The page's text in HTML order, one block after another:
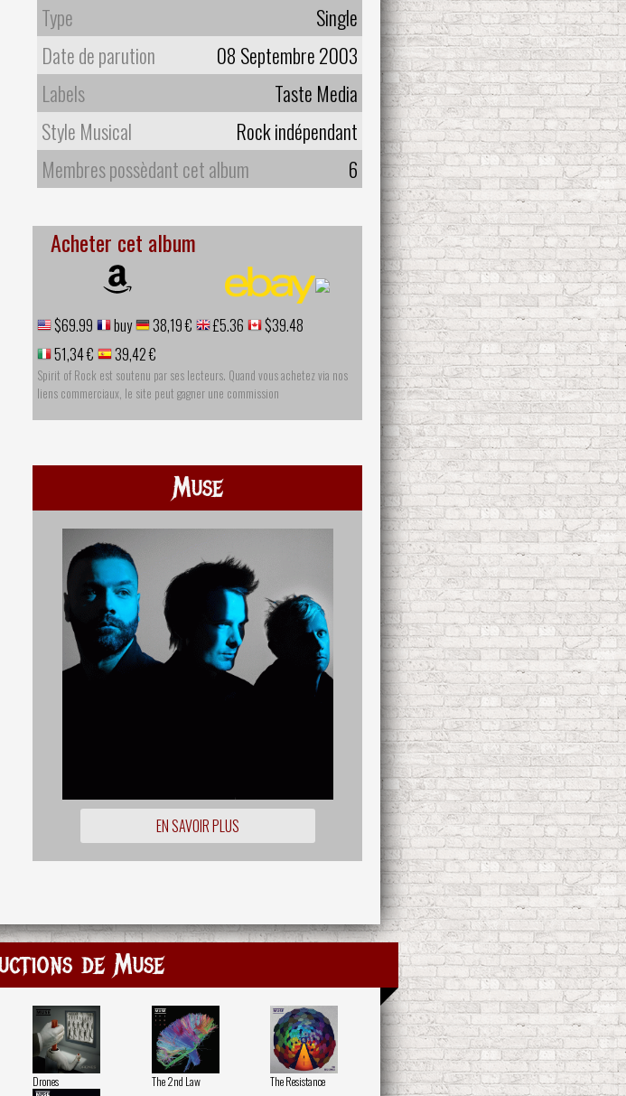
Type
Single
Date de parution
08 Septembre 2003
Labels
Taste Media
Style Musical
Rock indépendant
Membres possèdant cet album
6
Acheter cet album
$69.99 buy 38,19 € £5.36
$39.48
51,34 €
39,42 €
Spirit of Rock est soutenu par ses lecteurs. Quand vous achetez via nos
liens commerciaux, le site peut gagner une commission
Muse
EN SAVOIR PLUS
de Muse
Drones The 2nd Law The Resistance